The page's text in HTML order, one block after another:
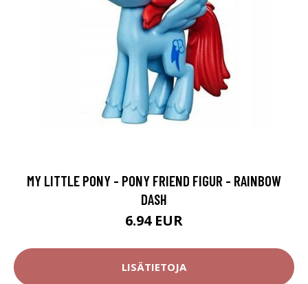
MY LITTLE PONY - PONY FRIEND FIGUR - RAINBOW
DASH
6.94 EUR
LISÄTIETOJA